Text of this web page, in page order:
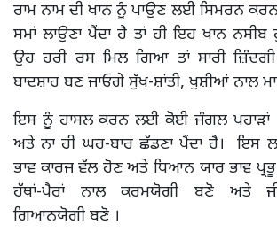
ਰਾਮ ਨਾਮ ਦੀ ਖਾਨ ਨੂੰ ਪਾਉਣ ਲਈ ਸਿਮਰਨ
ਸਮਾਂ ਲਾਉਣਾ ਪੈਂਦਾ ਹੈ ਤਾਂ ਹੀ ਇਹ ਖਾਨ
ਉਹ ਹਰੀ ਰਸ ਮਿਲ ਗਿਆ ਤਾਂ ਸਾਰੀ
ਬਾਦਸ਼ਾਹ ਬਣ ਜਾਓਗੇ ਸੁੱਖ-ਸ਼ਾਂਤੀ, ਖੁਸ਼ੀਆਂ ਨਾਲ
ਇਸ ਨੂੰ ਹਾਸਲ ਕਰਨ ਲਈ ਕੋਈ ਜੰਗਲ ਪਹਾੜਾਂ
ਅਤੇ ਨਾ ਹੀ ਘਰ-ਬਾਰ ਛੱਡਣਾ ਪੈਂਦਾ ਹੈ। ਇਸ
ਭਾਵ ਕਾਰਜ ਵੱਲ ਹੋਣ ਅਤੇ ਧਿਆਨ ਯਾਰ ਭਾਵ
ਹੱਥਾਂ-ਪੈਰਾਂ ਨਾਲ ਕਰਮਯੋਗੀ ਬਣੋ ਅਤੇ
ਗਿਆਨਯੋਗੀ ਬਣੋ ।